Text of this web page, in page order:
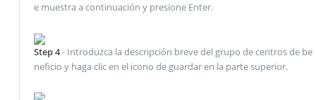
e muestra a continuación y presione Enter.
Step 4- Introduzca la descripción breve del grupo de centros de be
neficio y haga clic en el icono de guardar en la parte superior.